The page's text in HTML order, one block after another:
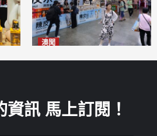
澳聞
資訊 馬上訂閱！